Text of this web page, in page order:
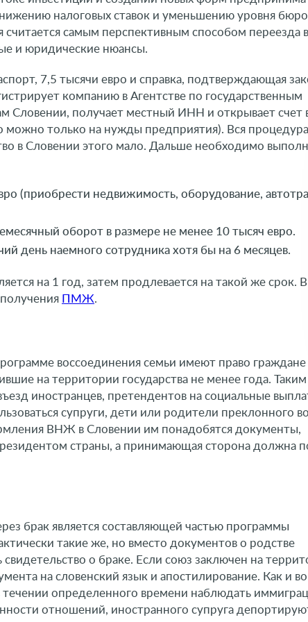
налоговых ставок и уменьшению уровня
самым перспективным способом переезда в
и юридические нюансы.
7,5 тысячи евро и справка, подтверждающая
компанию в Агентстве по государственным
Словении, получает местный ИНН и открывает счет
можно только на нужды предприятия). Вся
в Словении этого мало. Дальше необходимо
(приобрести недвижимость, оборудование,
оборот в размере не менее 10 тысяч евро.
день наемного сотрудника хотя бы на 6 месяцев.
на 1 год, затем продлевается на такой же срок.
ПМЖ.
воссоединения семьи имеют право граждане
на территории государства не менее года. Таким
иностранцев, претендентов на социальные
супруги, дети или родители преклонного
ВНЖ в Словении им понадобятся документы,
страны, а принимающая сторона должна
брак является составляющей частью программы
такие же, но вместо документов о родстве
о браке. Если союз заключен на
на словенский язык и апостилирование. Как и
течении определенного времени наблюдать
отношений, иностранного супруга